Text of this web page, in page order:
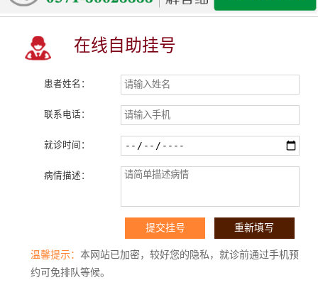
在线自助挂号
患者姓名：
联系电话：
就诊时间：
病情描述：
温馨提示：本网站已加密，较好您的隐私，就诊前通过手机预
约可免排队等候。